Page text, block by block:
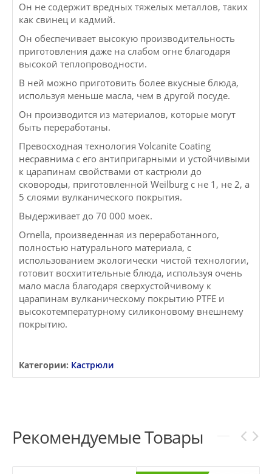
Он не содержит вредных тяжелых металлов, таких
как свинец и кадмий.
Он обеспечивает высокую производительность
приготовления даже на слабом огне благодаря
высокой теплопроводности.
В ней можно приготовить более вкусные блюда,
используя меньше масла, чем в другой посуде.
Он производится из материалов, которые могут
быть переработаны.
Превосходная технология Volcanite Coating
несравнима с его антипригарными и устойчивыми
к царапинам свойствами от кастрюли до
сковороды, приготовленной Weilburg с не 1, не 2, а
5 слоями вулканического покрытия.
Выдерживает до 70 000 моек.
Ornella, произведенная из переработанного,
полностью натурального материала, с
использованием экологически чистой технологии,
готовит восхитительные блюда, используя очень
мало масла благодаря сверхустойчивому к
царапинам вулканическому покрытию PTFE и
высокотемпературному силиконовому внешнему
покрытию.
Категории: Кастрюли
Рекомендуемые Товары